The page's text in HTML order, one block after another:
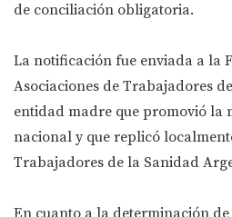
de conciliación obligatoria.
La notificación fue enviada a la
Asociaciones de Trabajadores
entidad madre que promovió la
nacional y que replicó
Trabajadores de la Sanidad